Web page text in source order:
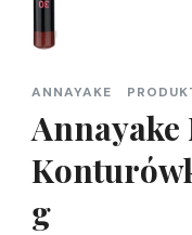
ANNAYAKE
g